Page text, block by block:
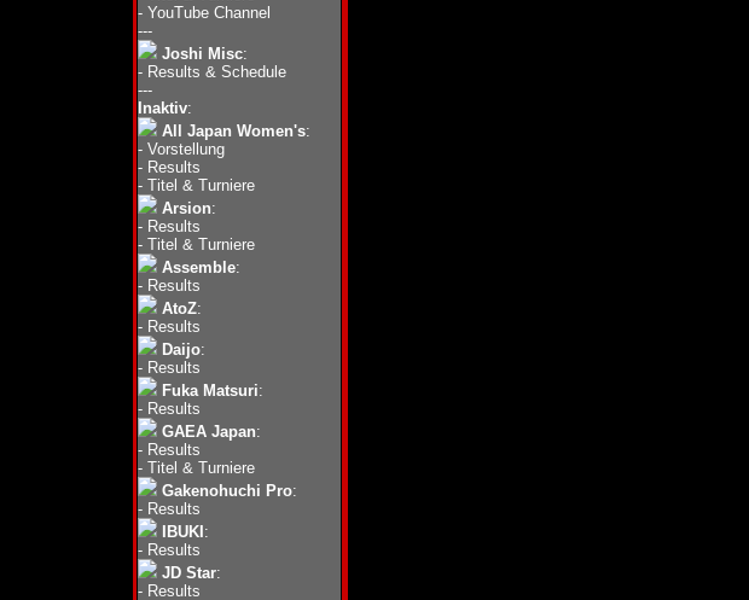
- YouTube Channel
---
Joshi Misc:
- Results & Schedule
---
Inaktiv:
All Japan Women's:
- Vorstellung
- Results
- Titel & Turniere
Arsion:
- Results
- Titel & Turniere
Assemble:
- Results
AtoZ:
- Results
Daijo:
- Results
Fuka Matsuri:
- Results
GAEA Japan:
- Results
- Titel & Turniere
Gakenohuchi Pro:
- Results
IBUKI :
- Results
JD Star:
- Results